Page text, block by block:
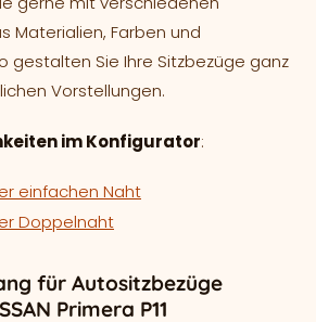
Materialien, Farben und
gestalten Sie Ihre Sitzbezüge ganz
Vorstellungen.
im Konfigurator:
einfachen Naht
Doppelnaht
für Autositzbezüge
Primera P11